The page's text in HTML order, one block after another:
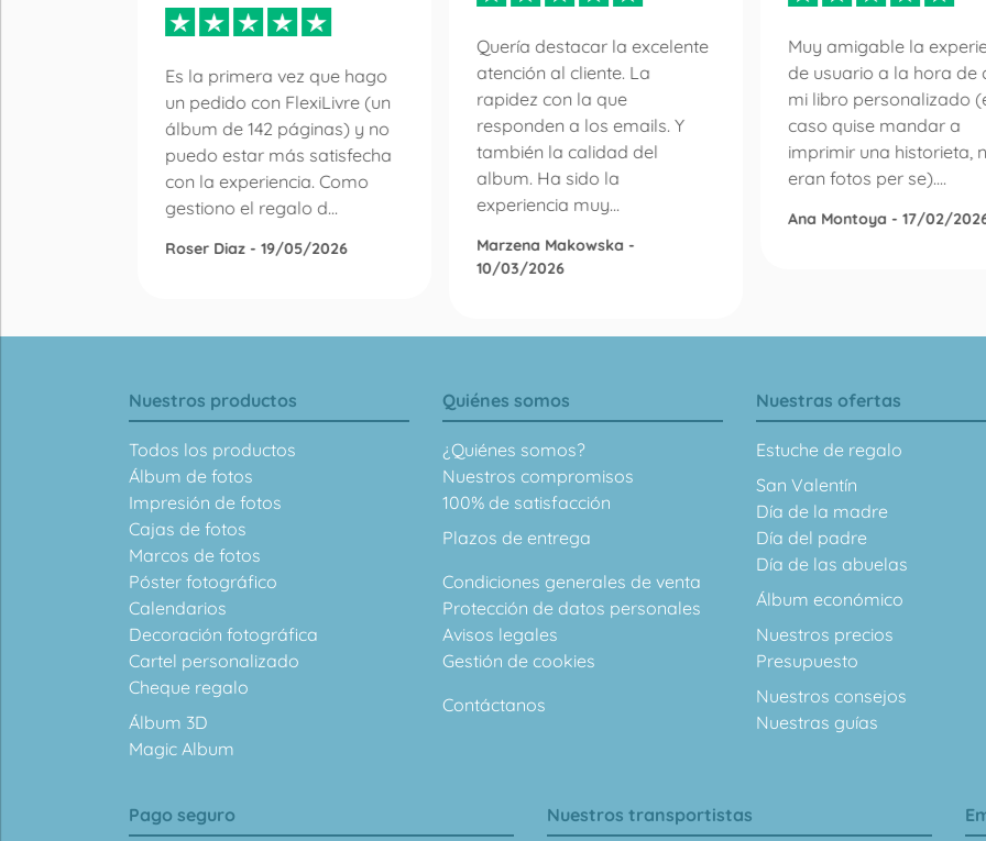
Es la primera vez que hago
un pedido con FlexiLivre (un
álbum de 142 páginas) y no
puedo estar más satisfecha
con la experiencia. Como
gestiono el regalo d...
Roser Diaz - 19/05/2026
Quería destacar la excelente
atención al cliente. La
rapidez con la que
responden a los emails. Y
también la calidad del
album. Ha sido la
experiencia muy...
Marzena Makowska -
10/03/2026
Muy amigable la
de usuario a la hora de
mi libro personalizado
caso quise mandar a
imprimir una historieta,
eran fotos per se)....
Ana Montoya - 17/02/
Nuestros productos
Todos los productos
Álbum de fotos
Impresión de fotos
Cajas de fotos
Marcos de fotos
Póster fotográfico
Calendarios
Decoración fotográfica
Cartel personalizado
Cheque regalo
Álbum 3D
Magic Album
Quiénes somos
¿Quiénes somos?
Nuestros compromisos
100% de satisfacción
Plazos de entrega
Condiciones generales de venta
Protección de datos personales
Avisos legales
Gestión de cookies
Contáctanos
Nuestras ofertas
Estuche de regalo
San Valentín
Día de la madre
Día del padre
Día de las abuelas
Álbum económico
Nuestros precios
Presupuesto
Nuestros consejos
Nuestras guías
Pago seguro Nuestros transportistas